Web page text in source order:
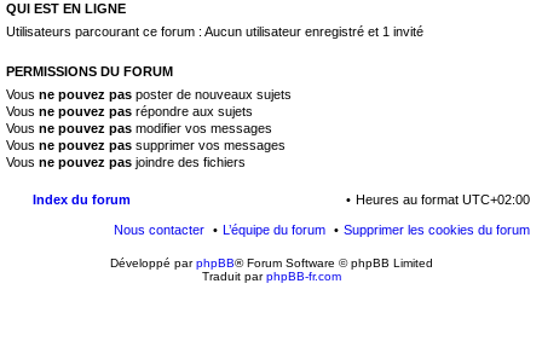
QUI EST EN LIGNE
Utilisateurs parcourant ce forum : Aucun utilisateur enregistré et 1 invité
PERMISSIONS DU FORUM
Vous ne pouvez pas poster de nouveaux sujets
Vous ne pouvez pas répondre aux sujets
Vous ne pouvez pas modifier vos messages
Vous ne pouvez pas supprimer vos messages
Vous ne pouvez pas joindre des fichiers
Index du forum Heures au format UTC+02:00
Supprimer les cookies du forum
L’équipe du forum
Nous contacter
Développé parphpBB® Forum Software © phpBB Limited
Traduit parphpBB-fr.com